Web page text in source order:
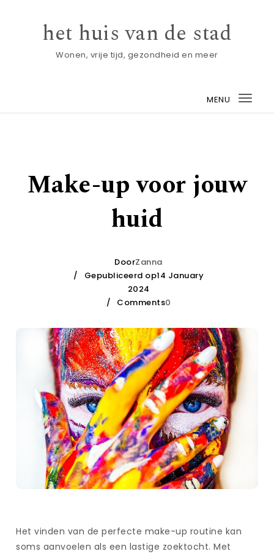
het huis van de stad
Wonen, vrije tijd, gezondheid en meer
MENU
Make-up voor jouw
huid
DoorZanna
Gepubliceerd op14 January
2024
Comments0
Het vinden van de perfecte make-up routine kan
soms aanvoelen als een lastige zoektocht. Met